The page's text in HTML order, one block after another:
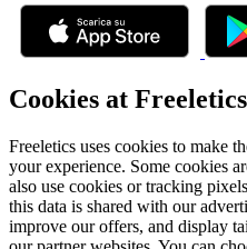
Cookies at
Freeletics uses cookies to make
your experience. Some cookies
also use cookies or tracking
this data is shared with our
improve our offers, and display